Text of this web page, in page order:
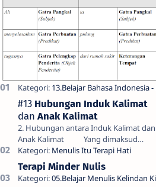
#13 Hubungan Induk Kalimat
dan Anak Kalimat
2. Hubungan antara Induk Kalimat dan
Anak Kalimat Yang dimaksud
dengan hubungan antara induk kalimat
dan anak kalimat di sini bukan hubung…
Terapi Minder Nulis